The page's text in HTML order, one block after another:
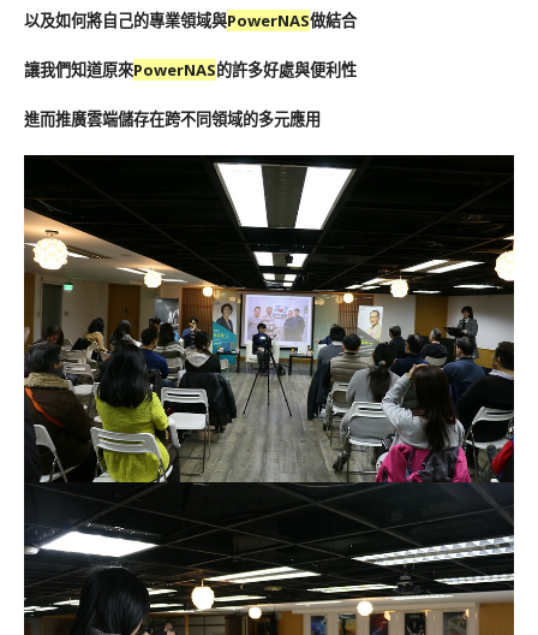
以及如何將自己的專業領域與PowerNAS做結合
讓我們知道原來PowerNAS的許多好處與便利性
進而推廣雲端儲存在跨不同領域的多元應用